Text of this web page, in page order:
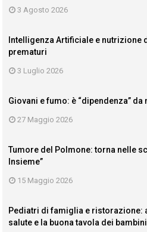
3 Agosto 2026
Intelligenza Artificiale e nutrizione
prematuri
3 Luglio 2026
Giovani e fumo: è “dipendenza” da
27 Maggio 2026
Tumore del Polmone: torna nelle
Insieme”
15 Maggio 2026
Pediatri di famiglia e ristorazione:
salute e la buona tavola dei bambini